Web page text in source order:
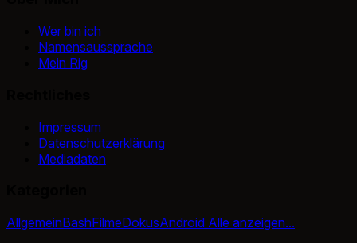
Wer bin ich
Namensaussprache
Mein Rig
Impressum
Datenschutzerklärung
Mediadaten
AllgemeinBashFilmeDokusAndroid Alle anzeigen...